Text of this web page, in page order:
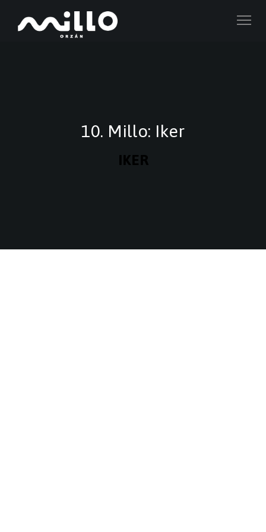
10. Millo: Iker
IKER